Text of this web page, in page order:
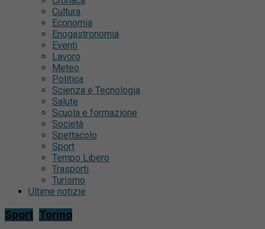
Cultura
Economia
Enogastronomia
Eventi
Lavoro
Meteo
Politica
Scienza e Tecnologia
Salute
Scuola e formazione
Società
Spettacolo
Sport
Tempo Libero
Trasporti
Turismo
Ultime notizie
Sport Torino